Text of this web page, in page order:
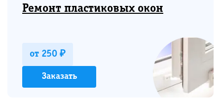
Ремонт пластиковых окон
от 250 ₽
Заказать